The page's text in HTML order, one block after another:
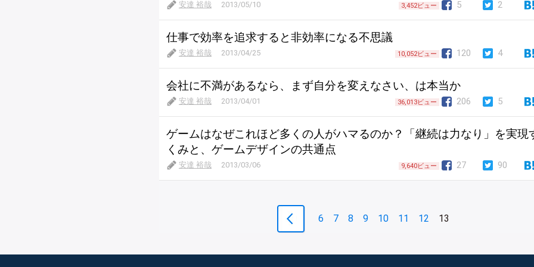
安達 裕哉 2013/05/10 3,452ビュー 5 2
仕事で効率を追求すると非効率になる不思議
安達 裕哉 2013/04/25 10,052ビュー 120 4
会社に不満があるなら、まず自分を変えなさい、は本当か
安達 裕哉 2013/04/01 36,013ビュー 206 5
ゲームはなぜこれほど多くの人がハマるのか？「継続は力なり」を実現
くみと、ゲームデザインの共通点
安達 裕哉 2013/03/06 9,640ビュー 27 90
6 7 8 9 10 11 12 13